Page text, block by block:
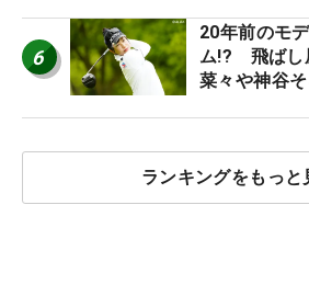
6
20年前のモ
ム!? 飛ばし
菜々や神谷
ランキングをもっと